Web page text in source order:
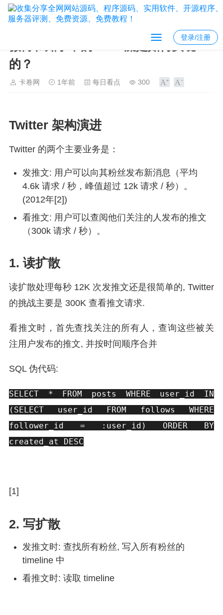
登录/注册
微博和知乎中的 feed 流是如何实现
的？
卡卷网 1年前 每日看点 300
Twitter 架构演进
Twitter 的两个主要业务是：
发推文: 用户可以向其粉丝发布新消息（平均
4.6k 请求 / 秒，峰值超过 12k 请求 / 秒）。
(2012年[2])
看推文: 用户可以查阅他们关注的人发布的推文
（300k 请求 / 秒）。
1. 读扩散
读扩散处理每秒 12K 次发推文还是很简单的, Twitter
的挑战主要是 300K 查看推文请求.
看推文时，首先查找关注的所有人，查询这些被关
注用户发布的推文, 并按时间顺序合并
SQL 伪代码:
SELECT * FROM posts WHERE user_id IN
(SELECT user_id FROM follows WHERE
follower_id = :user_id) ORDER BY
created_at DESC
[1]
2. 写扩散
发推文时: 查找所有粉丝, 写入所有粉丝的
timeline 中
看推文时: 读取 timeline